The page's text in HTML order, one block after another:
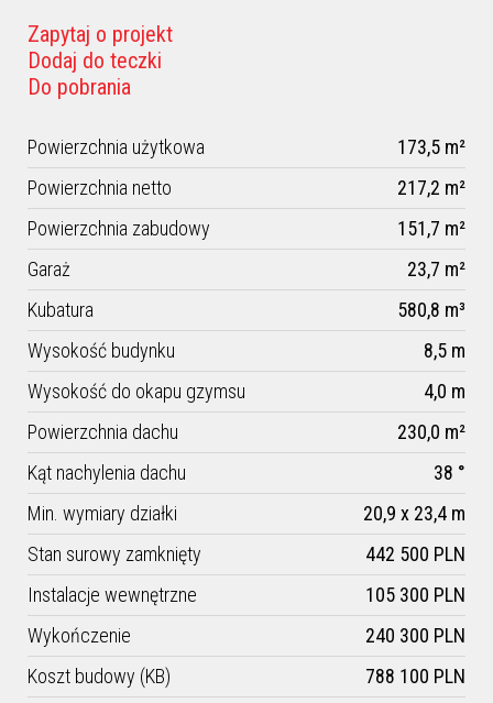
Zapytaj o projekt
Dodaj do teczki
Do pobrania
Powierzchnia użytkowa
173,5 m²
Powierzchnia netto
217,2 m²
Powierzchnia zabudowy
151,7 m²
Garaż
23,7 m²
Kubatura
580,8 m³
Wysokość budynku
8,5 m
Wysokość do okapu gzymsu
4,0 m
Powierzchnia dachu
230,0 m²
Kąt nachylenia dachu
38 °
Min. wymiary działki
20,9 x 23,4 m
Stan surowy zamknięty
442 500 PLN
Instalacje wewnętrzne
105 300 PLN
Wykończenie
240 300 PLN
Koszt budowy (KB)
788 100 PLN